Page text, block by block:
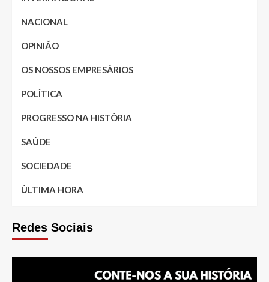
NACIONAL
OPINIÃO
OS NOSSOS EMPRESÁRIOS
POLÍTICA
PROGRESSO NA HISTÓRIA
SAÚDE
SOCIEDADE
ÚLTIMA HORA
Redes Sociais